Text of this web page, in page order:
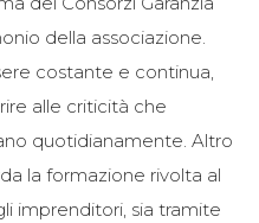
della associazione.
costante e continua,
alle criticità che
quotidianamente. Altro
la formazione rivolta al
imprenditori, sia tramite